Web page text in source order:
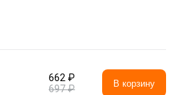
662 ₽
697 ₽
В корзину